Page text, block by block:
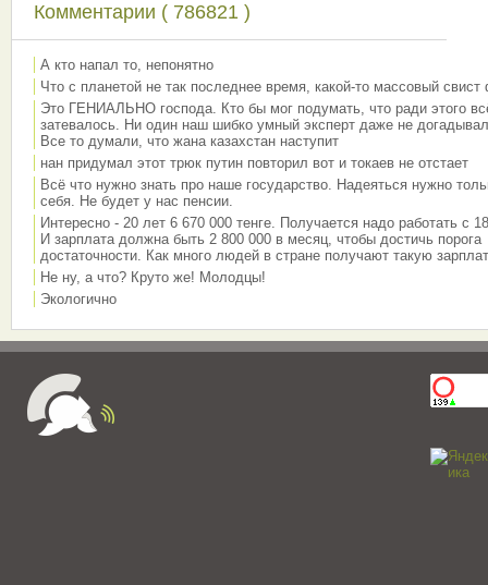
Комментарии ( 786821 )
А кто напал то, непонятно
Что с планетой не так последнее время, какой-то массовый свист
Это ГЕНИАЛЬНО господа. Кто бы мог подумать, что ради этого
затевалось. Ни один наш шибко умный эксперт даже не
Все то думали, что жана казахстан наступит
нан придумал этот трюк путин повторил вот и токаев не отстает
Всё что нужно знать про наше государство. Надеяться нужно
себя. Не будет у нас пенсии.
Интересно - 20 лет 6 670 000 тенге. Получается надо работать с
И зарплата должна быть 2 800 000 в месяц, чтобы достичь порога
достаточности. Как много людей в стране получают такую
Не ну, а что? Круто же! Молодцы!
Экологично